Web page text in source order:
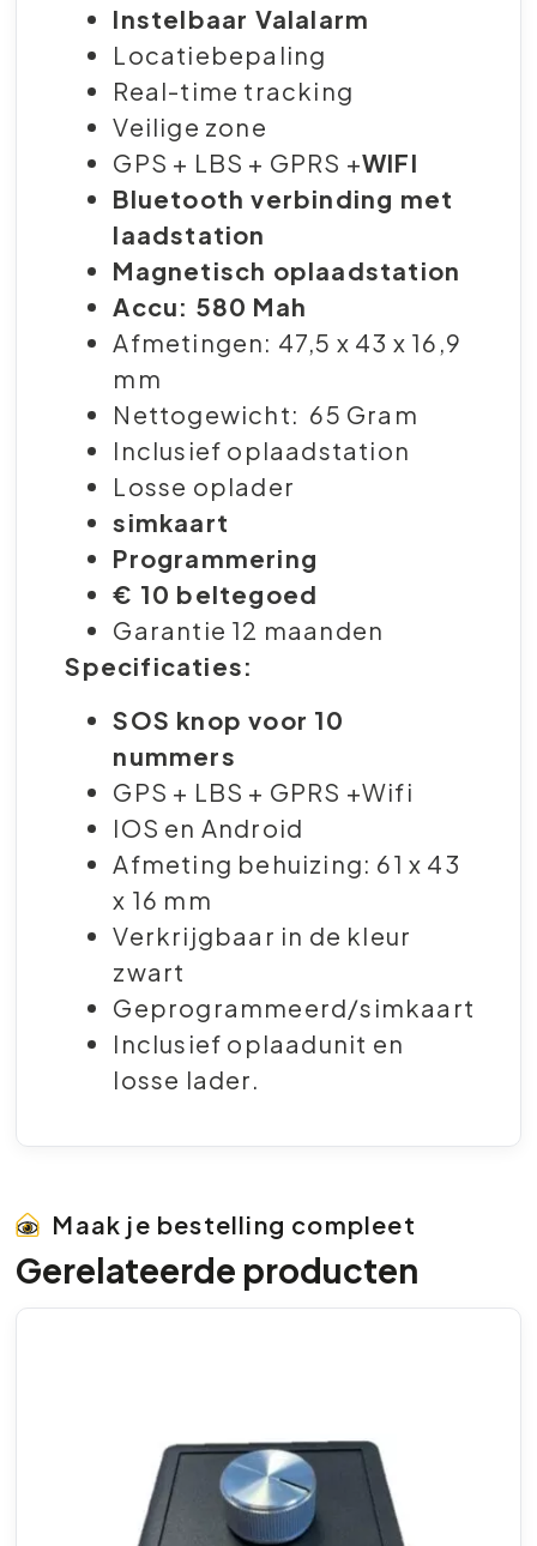
Instelbaar Valalarm
Locatiebepaling
Real-time tracking
Veilige zone
GPS + LBS + GPRS +WIFI
Bluetooth verbinding met
laadstation
Magnetisch oplaadstation
Accu: 580 Mah
Afmetingen: 47,5 x 43 x 16,9
mm
Nettogewicht: 65 Gram
Inclusief oplaadstation
Losse oplader
simkaart
Programmering
€ 10 beltegoed
Garantie 12 maanden
Specificaties:
SOS knop voor 10
nummers
GPS + LBS + GPRS +Wifi
IOS en Android
Afmeting behuizing: 61 x 43
x 16 mm
Verkrijgbaar in de kleur
zwart
Geprogrammeerd/simkaart
Inclusief oplaadunit en
losse lader.
Maak je bestelling compleet
Gerelateerde producten